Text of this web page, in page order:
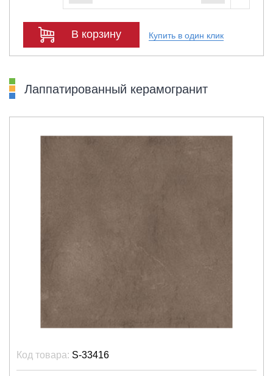
В корзину Купить в один клик
Лаппатированный керамогранит
Код товара: S-33416